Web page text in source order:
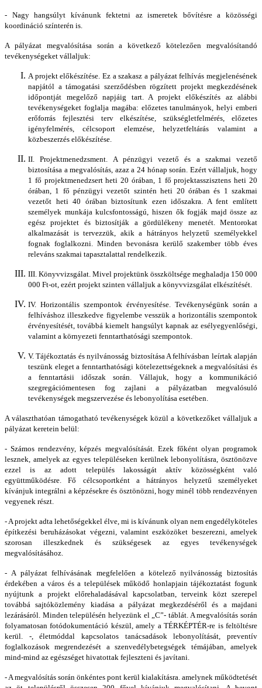
- Nagy hangsúlyt kívánunk fektetni az ismeretek bővítésre a közösségi
koordináció színterén is.
A pályázat megvalósítása során a következő kötelezően megvalósítandó
tevékenységeket vállaljuk:
A projekt előkészítése. Ez a szakasz a pályázat felhívás megjelenésének
napjától a támogatási szerződésben rögzített projekt megkezdésének
időpontját megelőző napjáig tart. A projekt előkészítés az alábbi
tevékenységeket foglalja magába: előzetes tanulmányok, helyi emberi
erőforrás fejlesztési terv elkészítése, szükségletfelmérés, előzetes
igényfelmérés, célcsoport elemzése, helyzetfeltárás valamint a
közbeszerzés előkészítése.
II. Projektmenedzsment. A pénzügyi vezető és a szakmai vezető
biztosítása a megvalósítás, azaz a 24 hónap során. Ezért vállaljuk, hogy
1 fő projektmenedzsert heti 20 órában, 1 fő projektasszisztens heti 20
órában, 1 fő pénzügyi vezetőt szintén heti 20 órában és 1 szakmai
vezetőt heti 40 órában biztosítunk ezen időszakra. A fent említett
személyek munkája kulcsfontosságú, hiszen ők fogják majd össze az
egész projektet és biztosítják a gördülékeny menetét. Mentorokat
alkalmazását is tervezzük, akik a hátrányos helyzetű személyekkel
fognak foglalkozni. Minden bevonásra kerülő szakember több éves
releváns szakmai tapasztalattal rendelkezik.
III. Könyvvizsgálat. Mivel projektünk összköltsége meghaladja 150 000
000 Ft-ot, ezért projekt szinten vállaljuk a könyvvizsgálat elkészítését.
IV. Horizontális szempontok érvényesítése. Tevékenységünk során a
felhíváshoz illeszkedve figyelembe vesszük a horizontális szempontok
érvényesítését, továbbá kiemelt hangsúlyt kapnak az esélyegyenlőségi,
valamint a környezeti fenntarthatósági szempontok.
V. Tájékoztatás és nyilvánosság biztosítása A felhívásban leírtak alapján
teszünk eleget a fenntarthatósági kötelezettségeknek a megvalósítási és
a fenntartásii időszak során. Vállajuk, hogy a kommunikáció
szegregációmentesen fog zajlani a pályázatban megvalósuló
tevékenységek megszervezése és lebonyolítása esetében.
A választhatóan támogatható tevékenységek közül a következőket vállaljuk a
pályázat keretein belül:
- Számos rendezvény, képzés megvalósítását. Ezek főként olyan programok
lesznek, amelyek az egyes településeken kerülnek lebonyolításra, ösztönözve
ezzel is az adott település lakosságát aktív közösségként való
együttműködésre. Fő célcsoportként a hátrányos helyzetű személyeket
kívánjuk integrálni a képzésekre és ösztönözni, hogy minél több rendezvényen
vegyenek részt.
- A projekt adta lehetőségekkel élve, mi is kívánunk olyan nem engedélyköteles
építkezési beruházásokat végezni, valamint eszközöket beszerezni, amelyek
szorosan illeszkednek és szükségesek az egyes tevékenységek
megvalósításához.
- A pályázat felhívásának megfelelően a kötelező nyilvánosság biztosítás
érdekében a város és a települések működő honlapjain tájékoztatást fogunk
nyújtunk a projekt előrehaladásával kapcsolatban, terveink közt szerepel
továbbá sajtóközlemény kiadása a pályázat megkezdéséről és a majdani
lezárásáról. Minden településén helyezünk el „C”- táblát. A megvalósítás során
folyamatosan fotódokumentáció készül, amely a TÉRKÉPTÉR-re is feltöltésre
kerül. -, életmóddal kapcsolatos tanácsadások lebonyolítását, preventív
foglalkozások megrendezését a szenvedélybetegségek témájában, amelyek
mind-mind az egészséget hivatottak fejleszteni és javítani.
- A megvalósítás során önkéntes pont kerül kialakításra. amelynek működtetését